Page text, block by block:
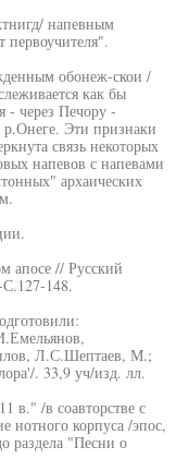
напевным
обонеж-скои /
как бы
- через Печору -
Эти признаки
связь некоторых
напевов с напевами
архаических
апосе // Русский
148.
Л.С.Шептаев, М.;
. 33,9 уч/изд. лл.
в." /в соавторстве с
нотного корпуса /эпос,
раздела "Песни о